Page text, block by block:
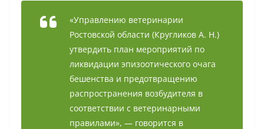
«Управлению ветеринарии
Ростовской области (Кругликов А. Н.)
утвердить план мероприятий по
ликвидации эпизоотического очага
бешенства и предотвращению
распространения возбудителя в
соответствии с ветеринарными
правилами», — говорится в